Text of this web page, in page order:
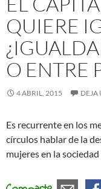
QUIERE
O ENTRE
4 ABRIL, 2015 DEJA
Es recurrente en los
círculos hablar de la
mujeres en la